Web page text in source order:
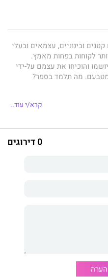
ובינוניים, עצמאים ובעלי
לקוחות בפחות מאמץ.
והוכיחו את עצמם על-ידי
מה תלמד בספר?
קרא/י עוד..
0 דירוגים